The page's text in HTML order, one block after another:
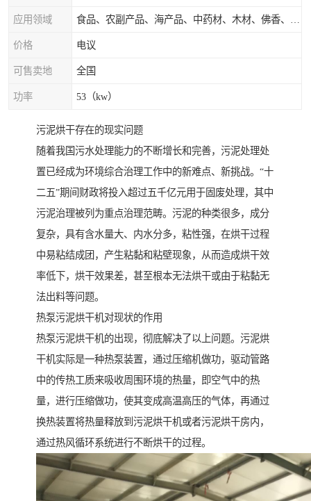
应用领域
价格 电议
可售卖地 全国
功率 53（kw）
污泥烘干存在的现实问题
随着我国污水处理能力的不断增长和完善，污泥处理处
置已经成为环境综合治理工作中的新难点、新挑战。“十
二五”期间财政将投入超过五千亿元用于固废处理，其中
污泥治理被列为重点治理范畴。污泥的种类很多，成分
复杂，具有含水量大、内水分多，粘性强，在烘干过程
中易粘结成团，产生粘黏和粘壁现象，从而造成烘干效
率低下，烘干效果差，甚至根本无法烘干或由于粘黏无
法出料等问题。
热泵污泥烘干机对现状的作用
热泵污泥烘干机的出现，彻底解决了以上问题。污泥烘
干机实际是一种热泵装置，通过压缩机做功，驱动管路
中的传热工质来吸收周围环境的热量，即空气中的热
量，进行压缩做功，使其变成高温高压的气体，再通过
换热装置将热量释放到污泥烘干机或者污泥烘干房内，
通过热风循环系统进行不断烘干的过程。